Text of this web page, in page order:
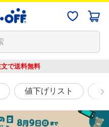
で送料無料
値下げリスト